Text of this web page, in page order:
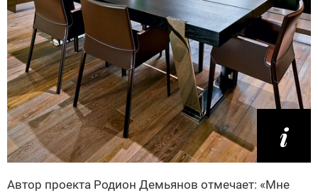
Автор проекта Родион Демьянов отмечает: «Мне